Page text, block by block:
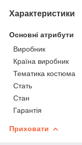
Характеристики
Основні атрибути
Виробник
Країна виробник
Тематика костюма
Стать
Стан
Гарантія
Приховати